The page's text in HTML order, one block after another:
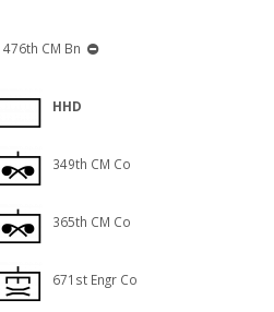
476th CM Bn
HHD
349th CM Co
365th CM Co
671st Engr Co